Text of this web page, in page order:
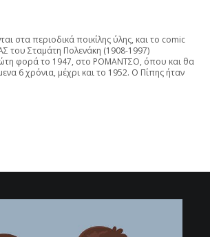
στα περιοδικά ποικίλης ύλης, και το comic
του Σταμάτη Πολενάκη (1908-1997)
φορά το 1947, στο ΡΟΜΑΝΤΣΟ, όπου και θα
6 χρόνια, μέχρι και το 1952. Ο Πίπης ήταν